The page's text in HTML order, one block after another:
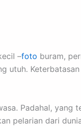
–foto buram,
utuh. Keterbatasan
Padahal, yang
pelarian dari